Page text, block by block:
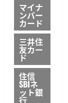
マイナ
ンバー
カード
三井住
友カー
ド
住信
SBIネ
ット銀
行